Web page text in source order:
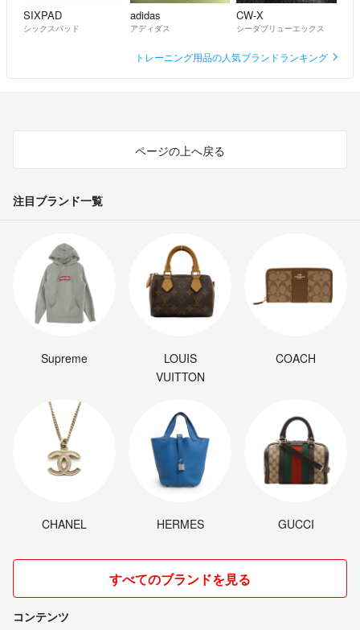
SIXPAD
シックスパッド
adidas
アディダス
CW-X
シーダブリューエックス
トレーニング用品の人気ブランドランキング
ページの上へ戻る
注目ブランド一覧
Supreme
LOUIS
VUITTON
COACH
CHANEL HERMES GUCCI
すべてのブランドを見る
コンテンツ